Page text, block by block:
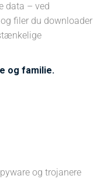
data – ved
filer du downloader
og familie.
og trojanere